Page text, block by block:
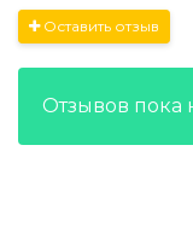
Оставить отзыв
Отзывов пока